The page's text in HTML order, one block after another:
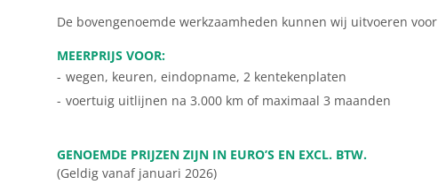
De bovengenoemde werkzaamheden kunnen wij uitvoeren voor
MEERPRIJS VOOR:
- wegen, keuren, eindopname, 2 kentekenplaten
- voertuig uitlijnen na 3.000 km of maximaal 3 maanden
GENOEMDE PRIJZEN ZIJN IN EURO’S EN EXCL. BTW.
(Geldig vanaf januari 2026)